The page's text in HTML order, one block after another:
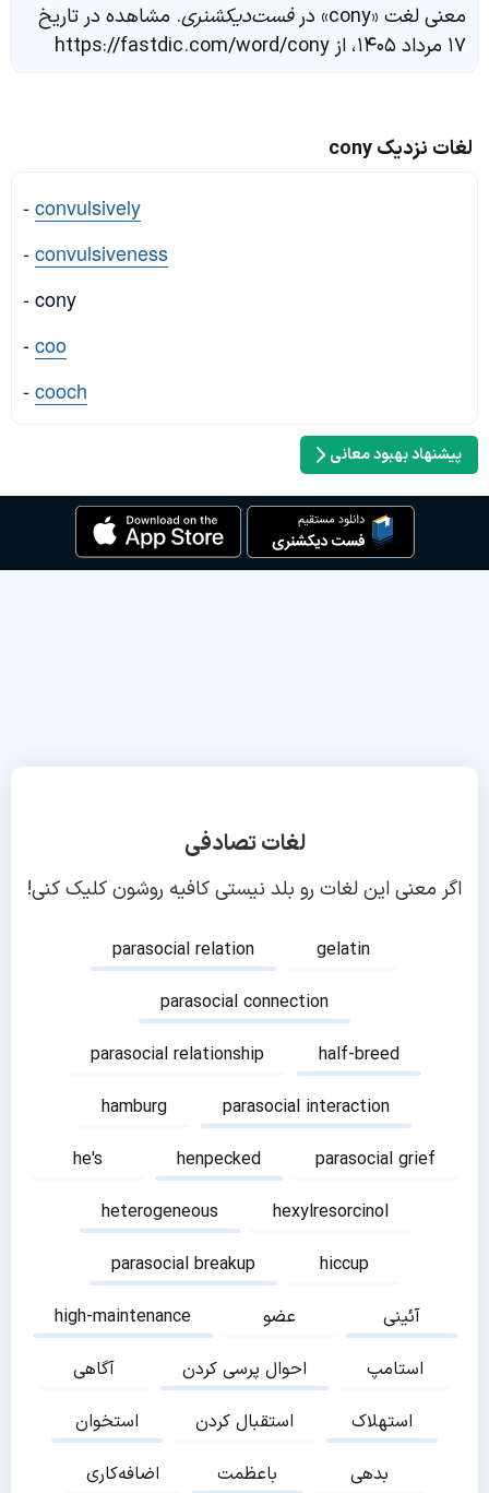
معنی لغت «cony» در فست‌دیکشنری. مشاهده در تاریخ
۱۷ مرداد ۱۴۰۵، از https://fastdic.com/word/cony
لغات نزدیک cony
-convulsively
-convulsiveness
- cony
-coo
-cooch
پیشنهاد بهبود معانی
لغات تصادفی
اگر معنی این لغات رو بلد نیستی کافیه روشون کلیک کنی!
parasocial relation
gelatin
parasocial connection
parasocial relationship
half-breed
hamburg
parasocial interaction
he's
henpecked
parasocial grief
heterogeneous
hexylresorcinol
parasocial breakup
hiccup
high-maintenance
عضو
آئینی
آگاهی
احوال پرسی کردن
استامپ
استخوان
استقبال کردن
استهلاک
اضافه‌کاری
باعظمت
بدهی